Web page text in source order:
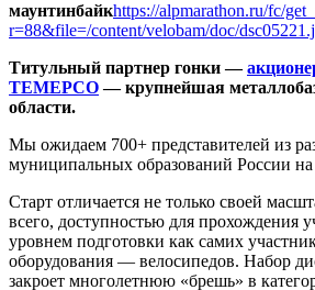
маунтинбайкhttps://alpmarathon.ru/fc/
r=88&file=/content/velobam/doc/
Титульный партнер гонки —
ТЕМЕРСО— крупнейшая
области.
Мы ожидаем 700+ представителей из
муниципальных образований России на
Старт отличается не только своей
всего, доступностью для прохождения
уровнем подготовки как самих
оборудования — велосипедов. Набор
закроет многолетнюю «брешь» в